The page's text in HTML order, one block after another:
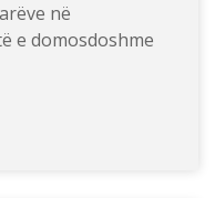
në
e domosdoshme